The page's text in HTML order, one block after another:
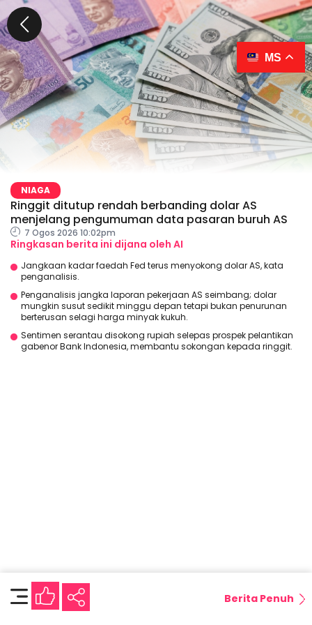
NIAGA
Ringgit ditutup rendah berbanding dolar AS
menjelang pengumuman data pasaran buruh AS
7 Ogos 2026 10:02pm
Ringkasan berita ini dijana oleh AI
Jangkaan kadar faedah Fed terus menyokong dolar AS, kata
penganalisis.
Penganalisis jangka laporan pekerjaan AS seimbang; dolar
mungkin susut sedikit minggu depan tetapi bukan penurunan
berterusan selagi harga minyak kukuh.
Sentimen serantau disokong rupiah selepas prospek pelantikan
gabenor Bank Indonesia, membantu sokongan kepada ringgit.
Berita Penuh
MS